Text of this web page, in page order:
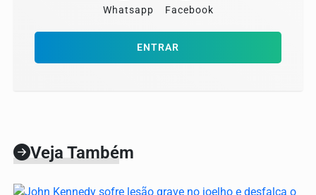
Whatsapp Facebook
ENTRAR
Veja Também